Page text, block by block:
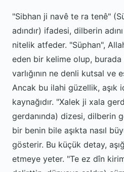
"Sibhan ji navê te ra tenê"
adındır) ifadesi, dilberin
nitelik atfeder. "Süphan",
eden bir kelime olup,
varlığının ne denli kutsal ve
Ancak bu ilahi güzellik, aşık
kaynağıdır. "Xalek ji xala
gerdanında) dizesi, dilberin
bir benin bile aşıkta nasıl
gösterir. Bu küçük detay,
etmeye yeter. "Te ez dîn